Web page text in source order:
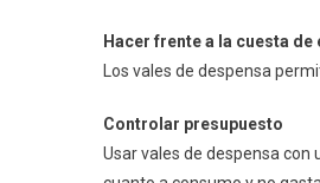
Hacer frente a la cuesta
Los vales de despensa
Controlar presupuesto
Usar vales de despensa